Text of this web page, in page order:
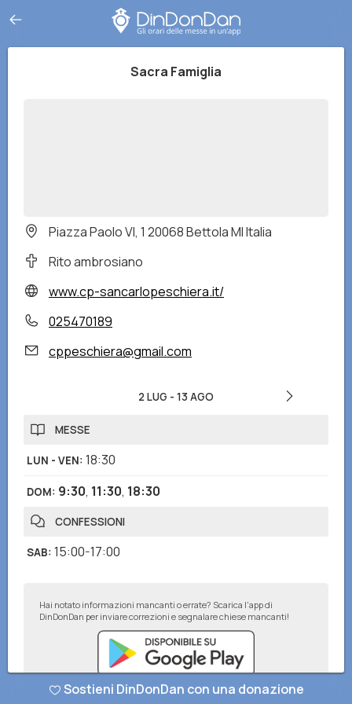
Sacra Famiglia
Piazza Paolo VI, 1 20068 Bettola MI Italia
Rito ambrosiano
www.cp-sancarlopeschiera.it/
025470189
cppeschiera@gmail.com
2 LUG - 13 AGO
MESSE
LUN - VEN: 18:30
DOM: 9:30, 11:30, 18:30
CONFESSIONI
SAB: 15:00-17:00
Hai notato informazioni mancanti o errate? Scarica l'app di
DinDonDan per inviare correzioni e segnalare chiese mancanti!
Sostieni DinDonDan con una donazione